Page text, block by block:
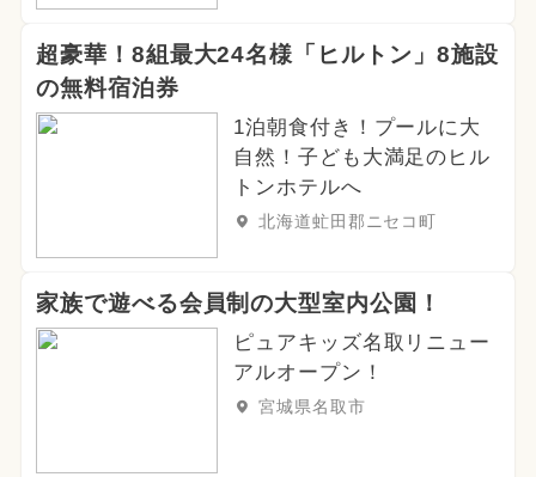
超豪華！8組最大24名様「ヒルトン」8施設
の無料宿泊券
1泊朝食付き！プールに大
自然！子ども大満足のヒル
トンホテルへ
北海道虻田郡ニセコ町
家族で遊べる会員制の大型室内公園！
ピュアキッズ名取リニュー
アルオープン！
宮城県名取市